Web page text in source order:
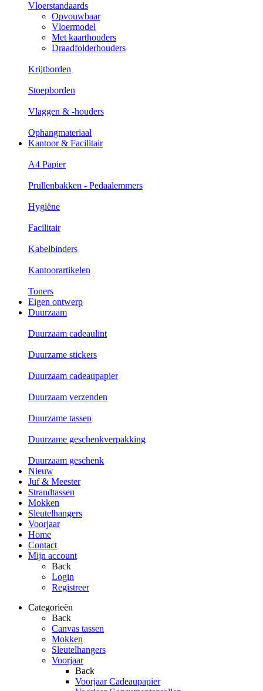
Vloerstandaards
Opvouwbaar
Vloermodel
Met kaarthouders
Draadfolderhouders
Krijtborden
Stoepborden
Vlaggen & -houders
Ophangmateriaal
Kantoor & Facilitair
A4 Papier
Prullenbakken - Pedaalemmers
Hygiëne
Facilitair
Kabelbinders
Kantoorartikelen
Toners
Eigen ontwerp
Duurzaam
Duurzaam cadeaulint
Duurzame stickers
Duurzaam cadeaupapier
Duurzaam verzenden
Duurzame tassen
Duurzame geschenkverpakking
Duurzaam geschenk
Nieuw
Juf & Meester
Strandtassen
Mokken
Sleutelhangers
Voorjaar
Home
Contact
Mijn account
Back
Login
Registreer
Categorieën
Back
Canvas tassen
Mokken
Sleutelhangers
Voorjaar
Back
Voorjaar Cadeaupapier